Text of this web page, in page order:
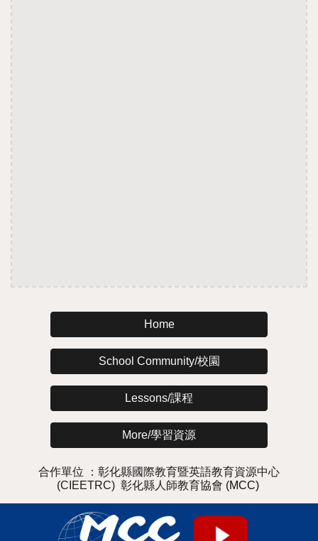
Home
School Community/校園
Lessons/課程
More/學習資源
合作單位 ： 彰化縣國際教育暨英語教育資源中心
(CIEETRC) 彰化縣人師教育協會 (MCC)